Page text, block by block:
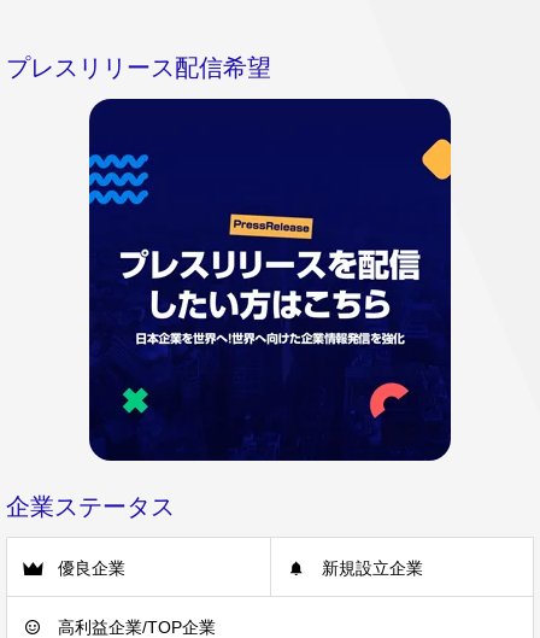
プレスリリース配信希望
企業ステータス
優良企業 新規設立企業
高利益企業/TOP企業